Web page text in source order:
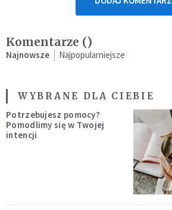
Komentarze ()
Najnowsze Najpopularniejsze
WYBRANE DLA CIEBIE
Potrzebujesz pomocy?
Pomodlimy się w Twojej
intencji